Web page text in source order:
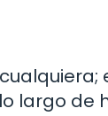
largo de